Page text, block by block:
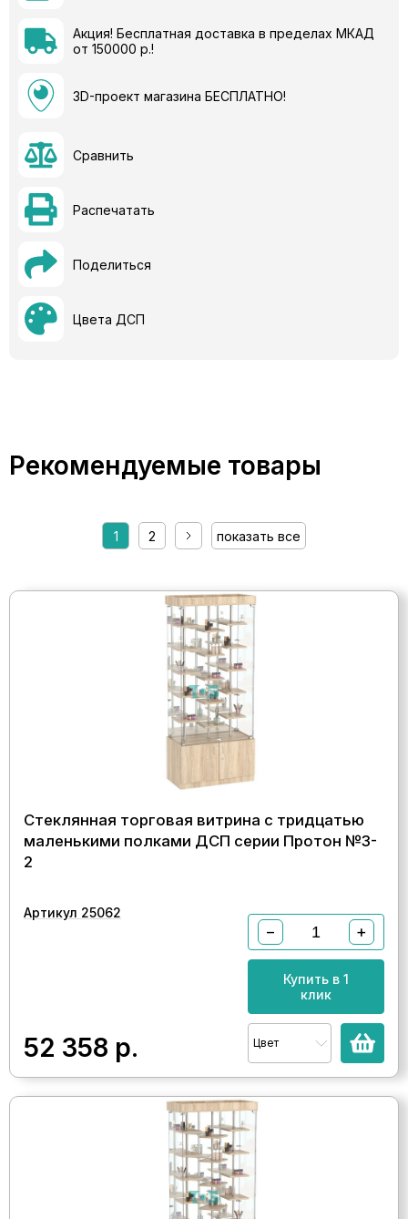
Акция! Бесплатная доставка в пределах МКАД
от 150000 р.!
3D-проект магазина БЕСПЛАТНО!
Сравнить
Распечатать
Поделиться
Цвета ДСП
Рекомендуемые товары
1 2 показать все
Стеклянная торговая витрина с тридцатью
маленькими полками ДСП серии Протон №3-
2
Артикул 25062
52 358 р.
− +
Купить в 1
клик
Цвет